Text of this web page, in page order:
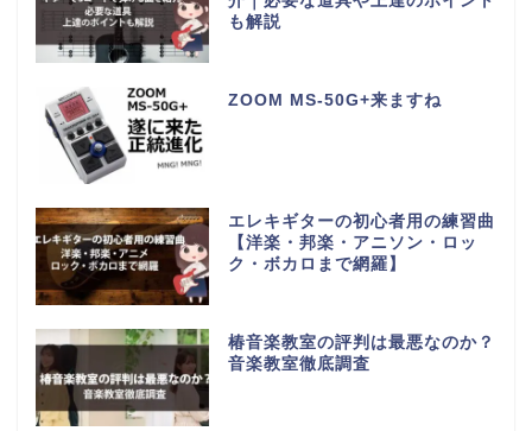
も解説
ZOOM MS-50G+来ますね
エレキギターの初心者用の練習曲
【洋楽・邦楽・アニソン・ロッ
ク・ボカロまで網羅】
椿音楽教室の評判は最悪なのか？
音楽教室徹底調査